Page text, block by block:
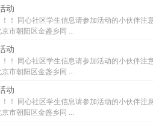
动
！ 同心社区学生信息请参加活动的小伙伴注
市朝阳区金盏乡同 ...
动
！ 同心社区学生信息请参加活动的小伙伴注
市朝阳区金盏乡同 ...
动
！ 同心社区学生信息请参加活动的小伙伴注
市朝阳区金盏乡同 ...